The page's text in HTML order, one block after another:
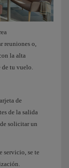
reuniones o,
la alta
tu vuelo.
de
de la salida
solicitar un
servicio, se te